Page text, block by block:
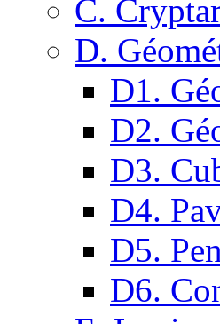
C.
D.
D1.
D2.
D3.
D4.
D5.
D6.